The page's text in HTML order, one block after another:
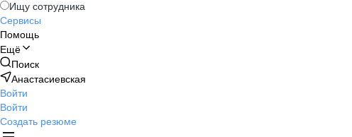
Ищу сотрудника
Сервисы
Помощь
Ещё
Поиск
Анастасиевская
Войти
Войти
Создать резюме